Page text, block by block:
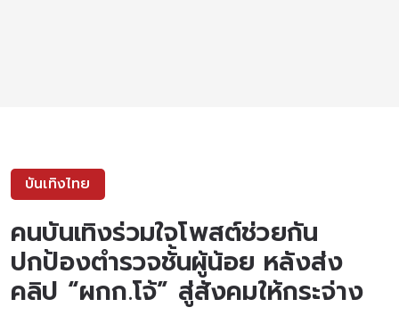
บันเทิงไทย
คนบันเทิงร่วมใจโพสต์ช่วยกัน
ปกป้องตำรวจชั้นผู้น้อย หลังส่ง
คลิป “ผกก.โจ้” สู่สังคมให้กระจ่าง